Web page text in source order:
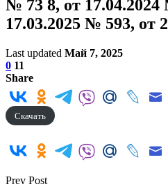
№ 73 8, от 17.04.2024
17.03.2025 № 593, от
Last updated Май 7, 2025
0 11
Share
Скачать
Prev Post